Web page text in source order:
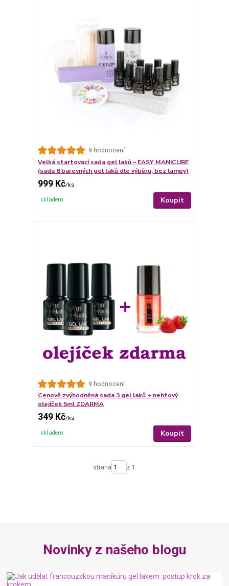
9 hodnocení
Velká startovací sada gel laků – EASY MANICURE
(sada 8 barevných gel laků dle výběru, bez lampy)
999 Kč/ks
skladem Koupit
9 hodnocení
Cenově zvýhodněná sada 3 gel laků + nehtový
olejíček 5ml ZDARMA
349 Kč/ks
skladem Koupit
strana z 1
Novinky z našeho blogu